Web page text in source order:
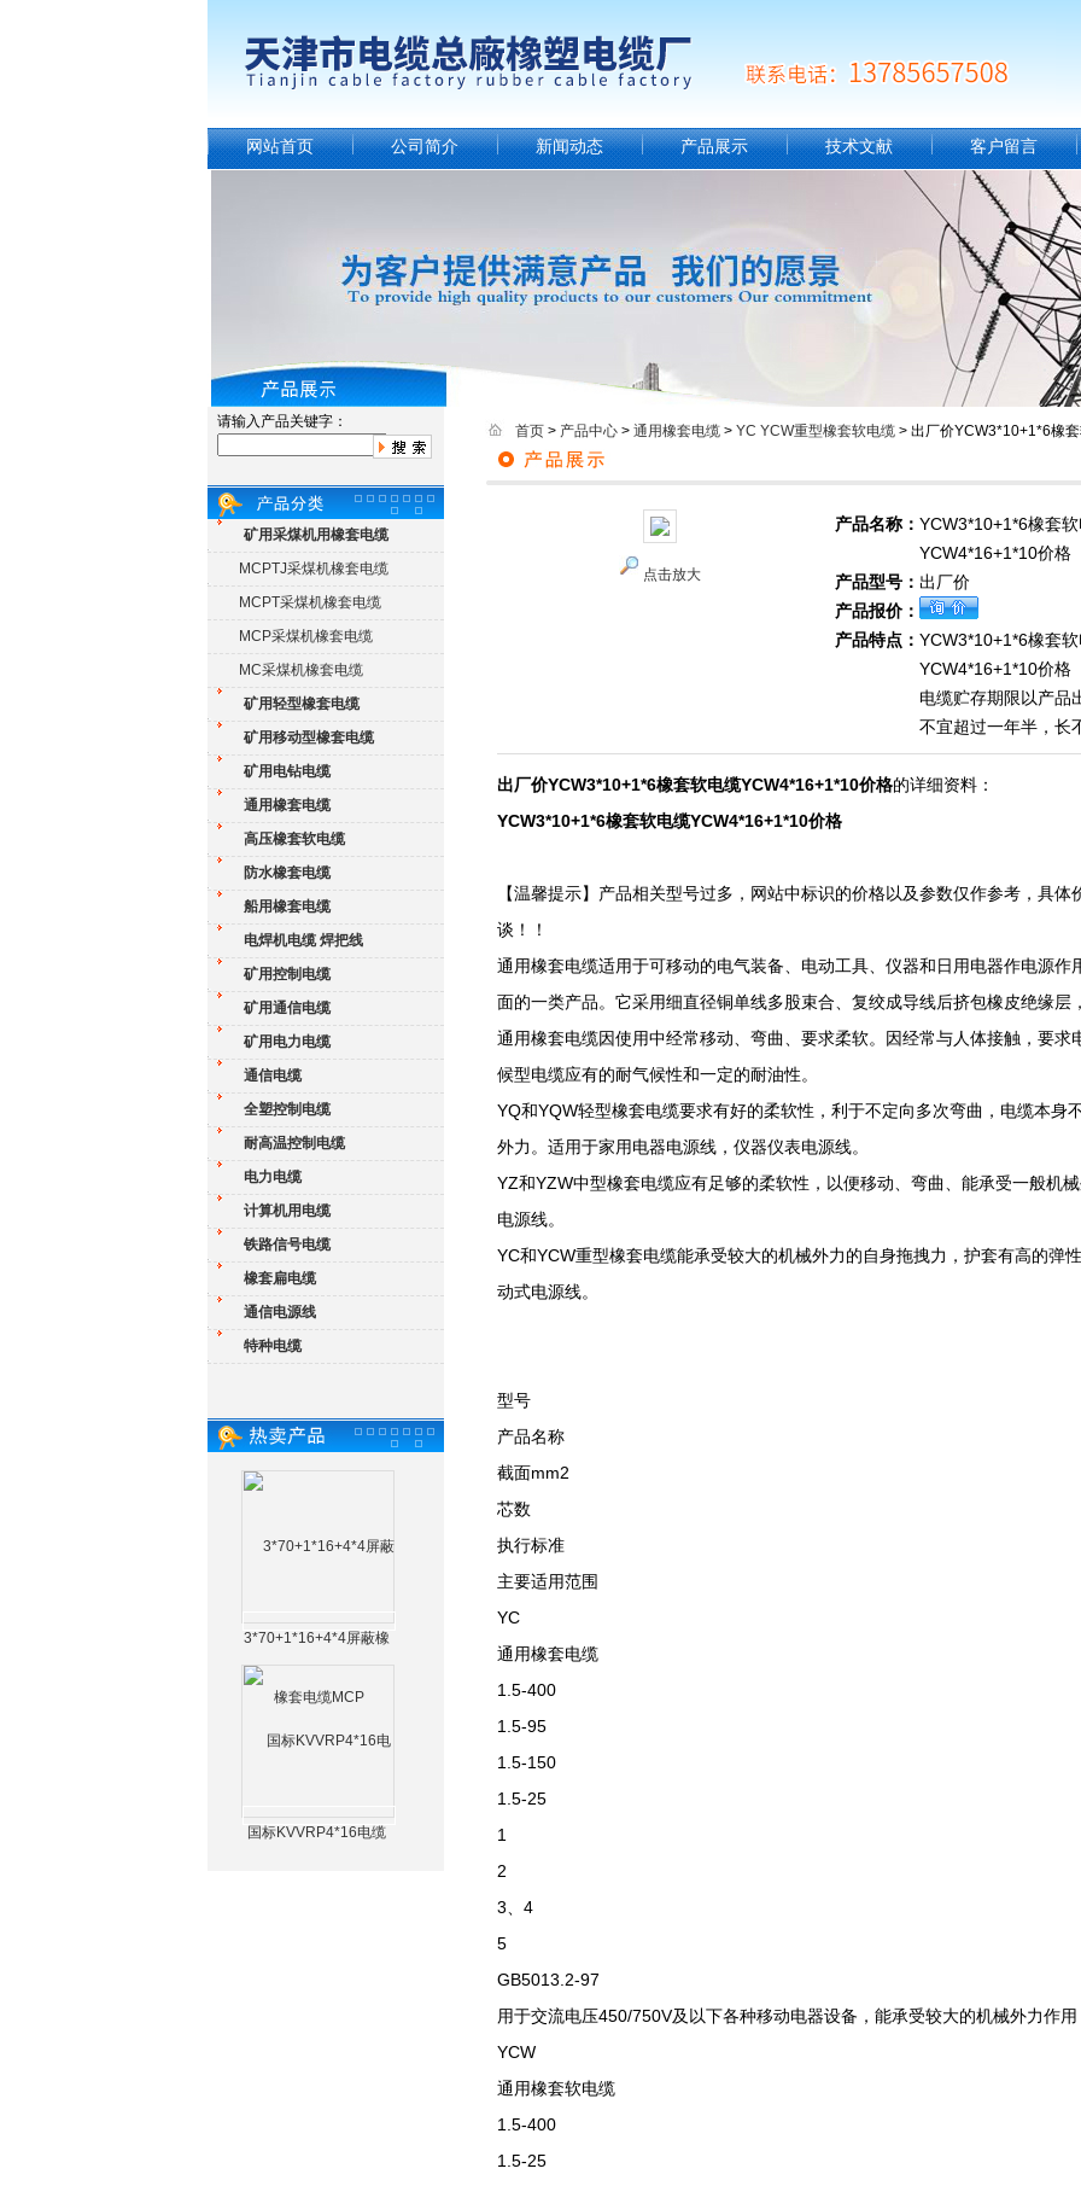
网站首页 公司简介 新闻动态 产品展示 技术文献 客户留言
请输入产品关键字：
矿用采煤机用橡套电缆
MCPTJ采煤机橡套电缆
MCPT采煤机橡套电缆
MCP采煤机橡套电缆
MC采煤机橡套电缆
矿用轻型橡套电缆
矿用移动型橡套电缆
矿用电钻电缆
通用橡套电缆
高压橡套软电缆
防水橡套电缆
船用橡套电缆
电焊机电缆 焊把线
矿用控制电缆
矿用通信电缆
矿用电力电缆
通信电缆
全塑控制电缆
耐高温控制电缆
电力电缆
计算机用电缆
铁路信号电缆
橡套扁电缆
通信电源线
特种电缆
3*70+1*16+4*4屏蔽橡
国标KVVRP4*16电缆
首页 > 产品中心 > 通用橡套电缆 > YC YCW重型橡套软电缆 > 出厂价YCW3*10+1*6橡
点击放大
产品名称： YCW3*10+1*6橡套
YCW4*16+1*10价格
产品型号： 出厂价
产品报价：
产品特点： YCW3*10+1*6橡套
YCW4*16+1*10价格
电缆贮存期限以产品
不宜超过一年半，长
出厂价YCW3*10+1*6橡套软电缆YCW4*16+1*10价格的详细资料：
YCW3*10+1*6橡套软电缆YCW4*16+1*10价格
【温馨提示】产品相关型号过多，网站中标识的价格以及参数仅作参考，具
谈！！
通用橡套电缆适用于可移动的电气装备、电动工具、仪器和日用电器作电源作
面的一类产品。它采用细直径铜单线多股束合、复绞成导线后挤包橡皮绝缘层
通用橡套电缆因使用中经常移动、弯曲、要求柔软。因经常与人体接触，要
候型电缆应有的耐气候性和一定的耐油性。
YQ和YQW轻型橡套电缆要求有好的柔软性，利于不定向多次弯曲，电缆本身
外力。适用于家用电器电源线，仪器仪表电源线。
YZ和YZW中型橡套电缆应有足够的柔软性，以便移动、弯曲、能承受一般机
电源线。
YC和YCW重型橡套电缆能承受较大的机械外力的自身拖拽力，护套有高的弹
动式电源线。
型号
产品名称
截面mm2
芯数
执行标准
主要适用范围
YC
通用橡套电缆
1.5-400
1.5-95
1.5-150
1.5-25
1
2
3、4
5
GB5013.2-97
用于交流电压450/750V及以下各种移动电器设备，能承受较大的机械外力作
YCW
通用橡套软电缆
1.5-400
1.5-25